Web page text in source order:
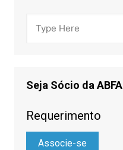
Seja Sócio da ABFA
Requerimento
Associe-se